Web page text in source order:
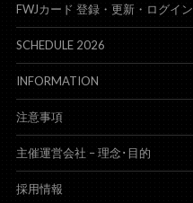
FWJカード 登録・更新・ログイン
SCHEDULE 2026
INFORMATION
注意事項
主催運営会社 – 理念･目的
採用情報